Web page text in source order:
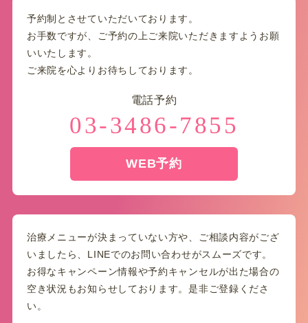
予約制とさせていただいております。
お手数ですが、ご予約の上ご来院いただきますようお願
いいたします。
ご来院を心よりお待ちしております。
電話予約
03-3486-7855
WEB予約
治療メニューが決まっていない方や、ご相談内容がござ
いましたら、LINEでのお問い合わせがスムーズです。
お得なキャンペーン情報や予約キャンセルが出た場合の
空き状況もお知らせしております。是非ご登録くださ
い。